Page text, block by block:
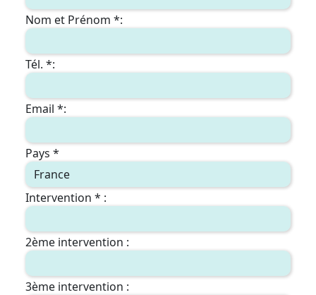
Nom et Prénom *:
Tél. *:
Email *:
Pays *
Intervention * :
2ème intervention :
3ème intervention :